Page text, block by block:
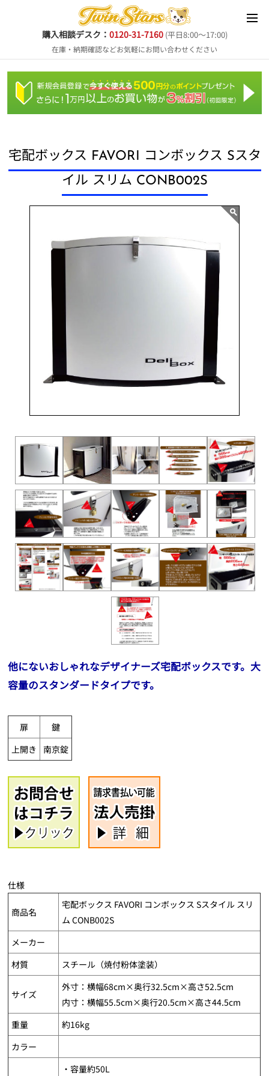
購入相談デスク： 0120-31-7160 (平日8:00～17:00)
在庫・納期確認などお気軽にお問い合わせください
宅配ボックス FAVORI コンボックス Sスタ
イル スリム CONB002S
他にないおしゃれなデザイナーズ宅配ボックスです。大
容量のスタンダードタイプです。
扉
鍵
上開き
南京錠
仕様
商品名
宅配ボックス FAVORI コンボックス Sスタイル スリ
ム CONB002S
メーカー
材質
スチール（焼付粉体塗装）
サイズ
外寸：横幅68cm×奥行32.5cm×高さ52.5cm
内寸：横幅55.5cm×奥行20.5cm×高さ44.5cm
重量
約16kg
カラー
・容量約50L